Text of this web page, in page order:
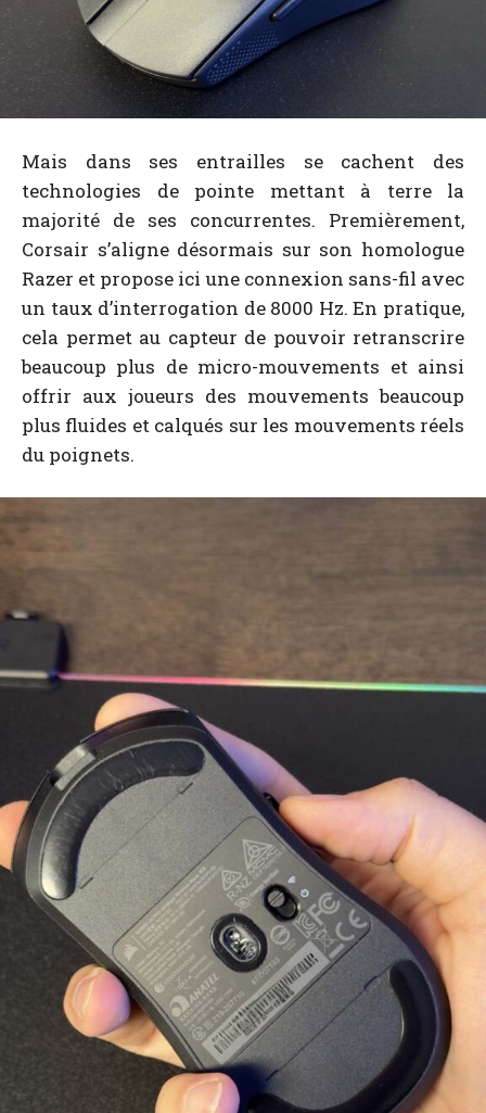
Mais dans ses entrailles se cachent des
technologies de pointe mettant à terre la
majorité de ses concurrentes. Premièrement,
Corsair s’aligne désormais sur son homologue
Razer et propose ici une connexion sans-fil avec
un taux d’interrogation de 8000 Hz. En pratique,
cela permet au capteur de pouvoir retranscrire
beaucoup plus de micro-mouvements et ainsi
offrir aux joueurs des mouvements beaucoup
plus fluides et calqués sur les mouvements réels
du poignets.